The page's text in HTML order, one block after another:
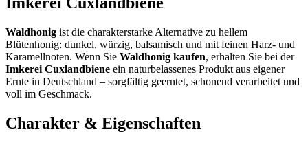
Waldhonig ist die charakterstarke Alternative zu hellem
Blütenhonig: dunkel, würzig, balsamisch und mit feinen Harz- und
Karamellnoten. Wenn Sie Waldhonig kaufen, erhalten Sie bei der
Imkerei Cuxlandbiene ein naturbelassenes Produkt aus eigener
Ernte in Deutschland – sorgfältig geerntet, schonend verarbeitet und
voll im Geschmack.
Charakter & Eigenschaften